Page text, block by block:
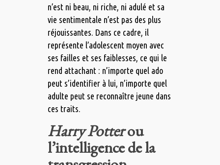
n’est ni beau, ni riche, ni adulé et sa
vie sentimentale n’est pas des plus
réjouissantes. Dans ce cadre, il
représente l’adolescent moyen avec
ses failles et ses faiblesses, ce qui le
rend attachant : n’importe quel ado
peut s’identifier à lui, n’importe quel
adulte peut se reconnaître jeune dans
ces traits.
Harry Potterou
l’intelligence de la